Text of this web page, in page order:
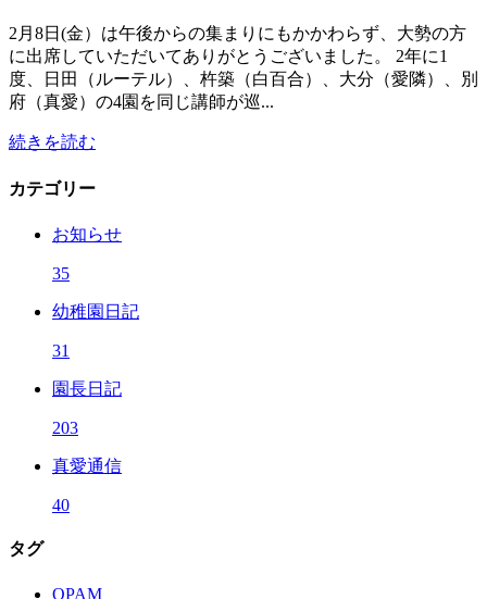
2月8日(金）は午後からの集まりにもかかわらず、大勢の方
に出席していただいてありがとうございました。 2年に1
度、日田（ルーテル）、杵築（白百合）、大分（愛隣）、別
府（真愛）の4園を同じ講師が巡...
続きを読む
カテゴリー
お知らせ
35
幼稚園日記
31
園長日記
203
真愛通信
40
タグ
OPAM